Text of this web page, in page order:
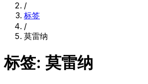
/
标签
/
莫雷纳
标签: 莫雷纳